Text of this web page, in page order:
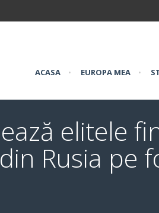
ACASA • EUROPA MEA •
elitele
Rusia pe